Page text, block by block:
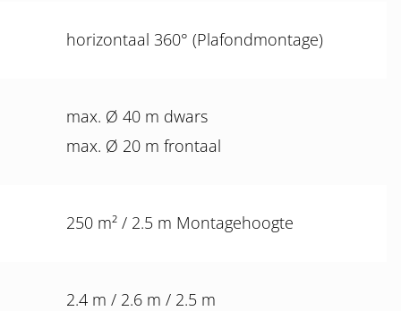
horizontaal 360° (Plafondmontage)
max. Ø 40 m dwars
max. Ø 20 m frontaal
250 m² / 2.5 m Montagehoogte
2.4 m / 2.6 m / 2.5 m